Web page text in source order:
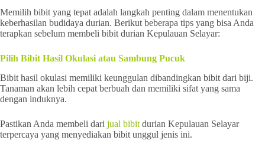
Memilih bibit yang tepat adalah langkah penting dalam menentukan
keberhasilan budidaya durian. Berikut beberapa tips yang bisa Anda
terapkan sebelum membeli bibit durian Kepulauan Selayar:
Pilih Bibit Hasil Okulasi atau Sambung Pucuk
Bibit hasil okulasi memiliki keunggulan dibandingkan bibit dari biji.
Tanaman akan lebih cepat berbuah dan memiliki sifat yang sama
dengan induknya.
Pastikan Anda membeli dari jual bibit durian Kepulauan Selayar
terpercaya yang menyediakan bibit unggul jenis ini.